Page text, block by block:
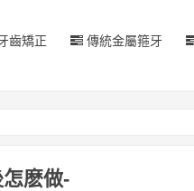
齒矯正 傳統金屬箍牙
麽做-